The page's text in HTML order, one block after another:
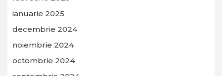
ianuarie 2025
decembrie 2024
noiembrie 2024
octombrie 2024